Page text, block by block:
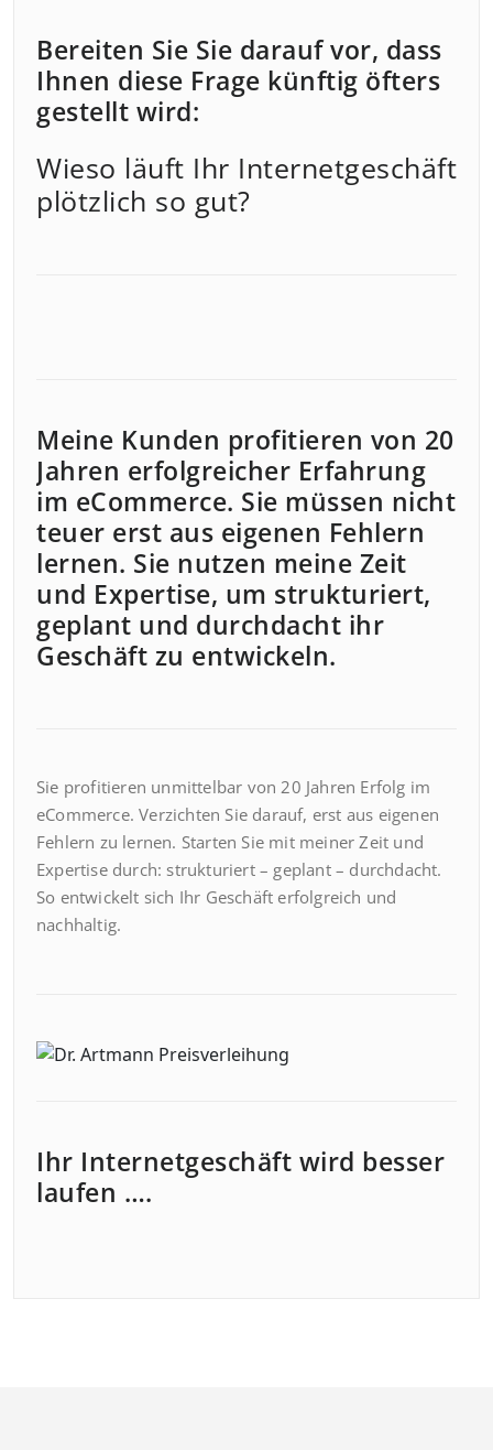
Bereiten Sie Sie darauf vor, dass
Ihnen diese Frage künftig öfters
gestellt wird:
Wieso läuft Ihr Internetgeschäft
plötzlich so gut?
Meine Kunden profitieren von 20
Jahren erfolgreicher Erfahrung
im eCommerce. Sie müssen nicht
teuer erst aus eigenen Fehlern
lernen. Sie nutzen meine Zeit
und Expertise, um strukturiert,
geplant und durchdacht ihr
Geschäft zu entwickeln.
Sie profitieren unmittelbar von 20 Jahren Erfolg im
eCommerce. Verzichten Sie darauf, erst aus eigenen
Fehlern zu lernen. Starten Sie mit meiner Zeit und
Expertise durch: strukturiert – geplant – durchdacht.
So entwickelt sich Ihr Geschäft erfolgreich und
nachhaltig.
Ihr Internetgeschäft wird besser
laufen ….